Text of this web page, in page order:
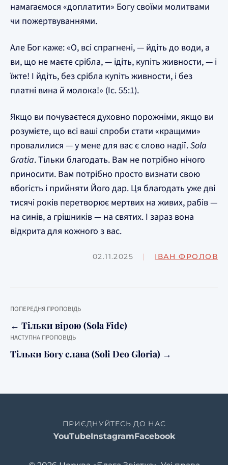
намагаємося «доплатити» Богу своїми молитвами
чи пожертвуваннями.
Але Бог каже: «О, всі спрагнені, — йдіть до води, а
ви, що не маєте срібла, — ідіть, купіть живности, — і
їжте! І йдіть, без срібла купіть живности, і без
платні вина й молока!» (Іс. 55:1).
Якщо ви почуваєтеся духовно порожніми, якщо ви
розумієте, що всі ваші спроби стати «кращими»
провалилися — у мене для вас є слово надії.Sola
Gratia. Тільки благодать. Вам не потрібно нічого
приносити. Вам потрібно просто визнати свою
вбогість і прийняти Його дар. Ця благодать уже дві
тисячі років перетворює мертвих на живих, рабів —
на синів, а грішників — на святих. І зараз вона
відкрита для кожного з вас.
02.11.2025 | ІВАН ФРОЛОВ
ПОПЕРЕДНЯ ПРОПОВІДЬ
← Тільки вірою (Sola Fide)
НАСТУПНА ПРОПОВІДЬ
Тільки Богу слава (Soli Deo Gloria) →
ПРИЄДНУЙТЕСЬ ДО НАС
YouTubeInstagramFacebook